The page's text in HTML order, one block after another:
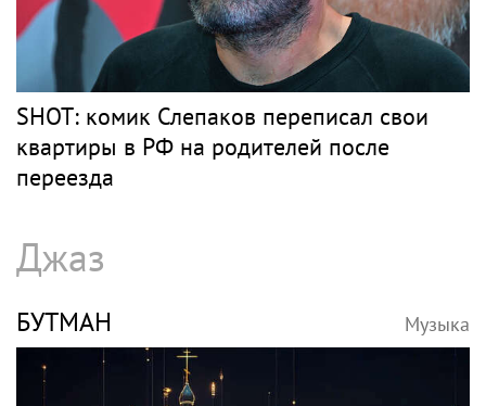
SHOT: комик Слепаков переписал свои
квартиры в РФ на родителей после
переезда
Джаз
БУТМАН Музыка